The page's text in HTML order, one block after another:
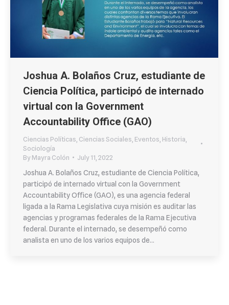
Joshua A. Bolaños Cruz, estudiante de
Ciencia Política, participó de internado
virtual con la Government
Accountability Office (GAO)
Ciencias Políticas Ciencias Sociales Eventos Historia
Sociología
ByMayra Colón
July 11, 2022
Joshua A. Bolaños Cruz, estudiante de Ciencia Política,
participó de internado virtual con la Government
Accountability Office (GAO), es una agencia federal
ligada a la Rama Legislativa cuya misión es auditar las
agencias y programas federales de la Rama Ejecutiva
federal. Durante el internado, se desempeñó como
analista en uno de los varios equipos de…